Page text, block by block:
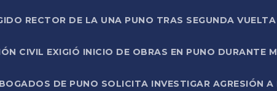
RECTOR DE LA UNA PUNO TRAS SEGUNDA
CIVIL EXIGIÓ INICIO DE OBRAS EN PUNO DURANTE
DE PUNO SOLICITA INVESTIGAR AGRESIÓN